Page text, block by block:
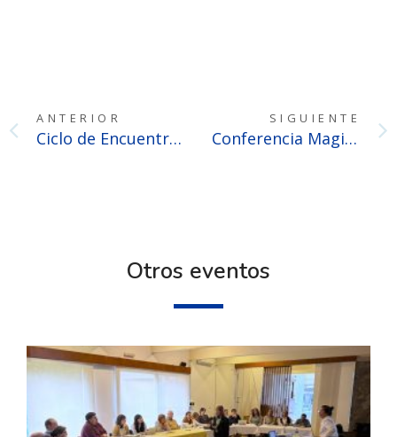
ANTERIOR
Ciclo de Encuentros Judiciales Notariales: Liquidación de la comunidad ganancial
SIGUIENTE
Conferencia Magistral
Otros eventos